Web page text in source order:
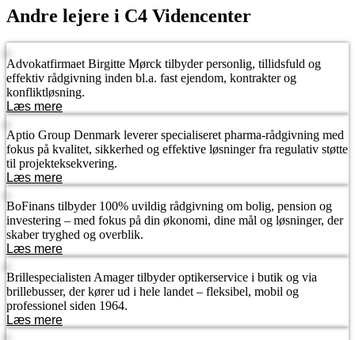
Andre lejere i C4 Videncenter
Advokatfirmaet Birgitte Mørck tilbyder personlig, tillidsfuld og
effektiv rådgivning inden bl.a. fast ejendom, kontrakter og
konfliktløsning.
Læs mere
Aptio Group Denmark leverer specialiseret pharma-rådgivning med
fokus på kvalitet, sikkerhed og effektive løsninger fra regulativ støtte
til projekt­eksekvering.
Læs mere
BoFinans tilbyder 100% uvildig rådgivning om bolig, pension og
investering – med fokus på din økonomi, dine mål og løsninger, der
skaber tryghed og overblik.
Læs mere
Brillespecialisten Amager tilbyder optikerservice i butik og via
brillebusser, der kører ud i hele landet – fleksibel, mobil og
professionel siden 1964.
Læs mere